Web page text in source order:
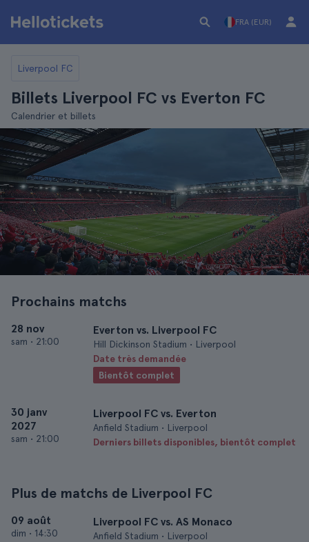
FRA (EUR)
Liverpool FC
Billets Liverpool FC vs Everton FC
Calendrier et billets
Prochains matchs
28 nov
sam • 21:00
Everton vs. Liverpool FC
Hill Dickinson Stadium • Liverpool
Date très demandée
Bientôt complet
30 janv
2027
sam • 21:00
Liverpool FC vs. Everton
Anfield Stadium • Liverpool
Derniers billets disponibles, bientôt complet
Plus de matchs de Liverpool FC
09 août
dim • 14:30
Liverpool FC vs. AS Monaco
Anfield Stadium • Liverpool